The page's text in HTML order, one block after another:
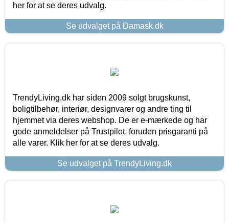
her for at se deres udvalg.
Se udvalget på Damask.dk
TrendyLiving.dk har siden 2009 solgt brugskunst,
boligtilbehør, interiør, designvarer og andre ting til
hjemmet via deres webshop. De er e-mærkede og har
gode anmeldelser på Trustpilot, foruden prisgaranti på
alle varer. Klik her for at se deres udvalg.
Se udvalget på TrendyLiving.dk